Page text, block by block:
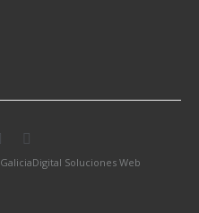
GaliciaDigital Soluciones Web